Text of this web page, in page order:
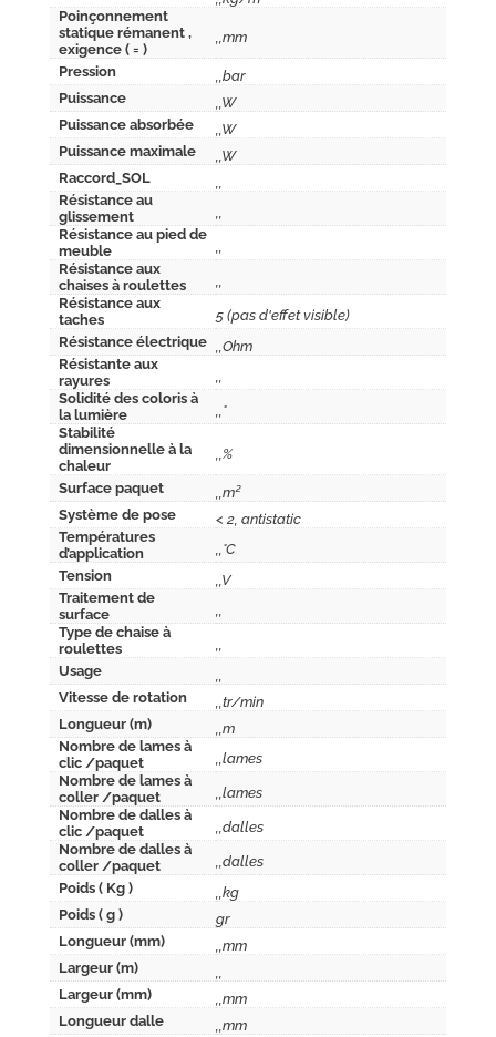
Poinçonnement
statique rémanent ,
exigence ( = )
,,mm
Pression
,,bar
Puissance
,,W
Puissance absorbée
,,W
Puissance maximale
,,W
Raccord_SOL
Résistance au
glissement
Résistance au pied de
meuble
Résistance aux
chaises à roulettes
Résistance aux
taches
5 (pas d'effet visible)
Résistance électrique
,,Ohm
Résistante aux
rayures
Solidité des coloris à
la lumière
,,°
Stabilité
dimensionnelle à la
chaleur
,,%
Surface paquet
,,m²
Système de pose
< 2, antistatic
Températures
d’application
,,°C
Tension
,,V
Traitement de
surface
Type de chaise à
roulettes
Usage
Vitesse de rotation
,,tr/min
Longueur (m)
,,m
Nombre de lames à
clic /paquet
,,lames
Nombre de lames à
coller /paquet
,,lames
Nombre de dalles à
clic /paquet
,,dalles
Nombre de dalles à
coller /paquet
,,dalles
Poids ( Kg )
,,kg
Poids ( g )
gr
Longueur (mm)
,,mm
Largeur (m)
Largeur (mm)
,,mm
Longueur dalle
,,mm